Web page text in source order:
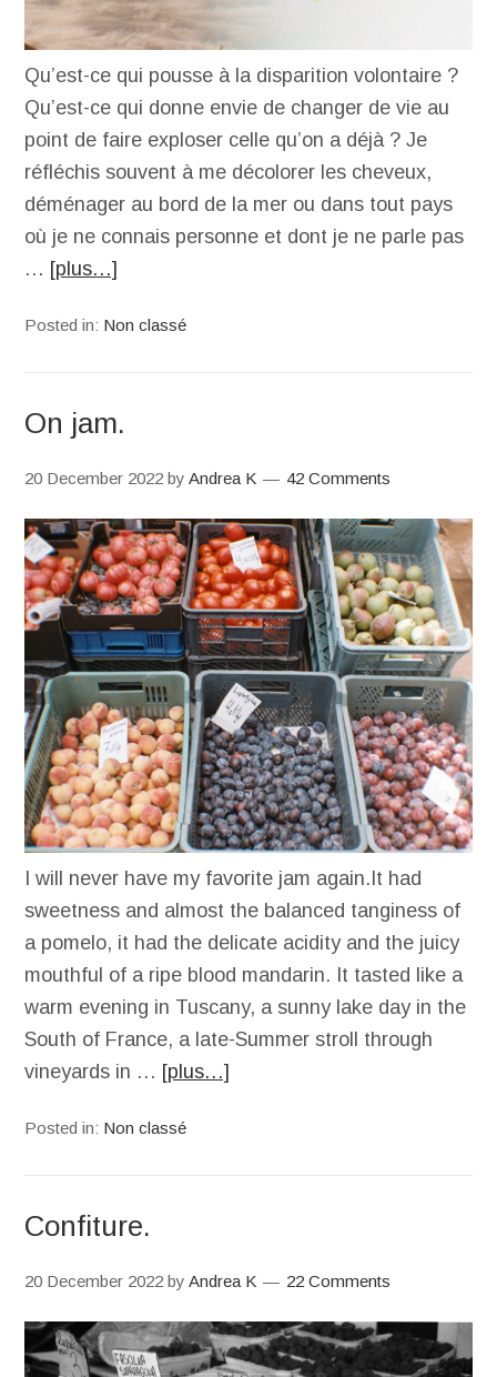
Qu’est-ce qui pousse à la disparition volontaire ?
Qu’est-ce qui donne envie de changer de vie au
point de faire exploser celle qu’on a déjà ? Je
réfléchis souvent à me décolorer les cheveux,
déménager au bord de la mer ou dans tout pays
où je ne connais personne et dont je ne parle pas
… [plus…]
Posted in: Non classé
On jam.
20 December 2022 byAndrea K 42 Comments
I will never have my favorite jam again.It had
sweetness and almost the balanced tanginess of
a pomelo, it had the delicate acidity and the juicy
mouthful of a ripe blood mandarin. It tasted like a
warm evening in Tuscany, a sunny lake day in the
South of France, a late-Summer stroll through
vineyards in … [plus…]
Posted in: Non classé
Confiture.
20 December 2022 byAndrea K 22 Comments